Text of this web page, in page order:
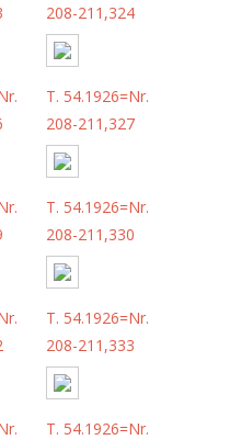
208-211,324
T. 54.1926=Nr.
208-211,327
T. 54.1926=Nr.
208-211,330
T. 54.1926=Nr.
208-211,333
T. 54.1926=Nr.